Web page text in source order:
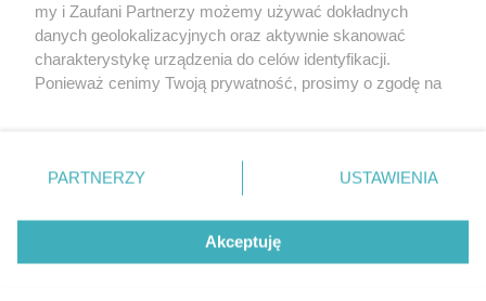
Nasze serwisy
Aktualności
Tcz24
Historia miasta
Muzyka i kultura
Archiwum wydarzeń
Zdjęcia miasta
my i Zaufani Partnerzy możemy używać dokładnych
danych geolokalizacyjnych oraz aktywnie skanować
charakterystykę urządzenia do celów identyfikacji.
Ponieważ cenimy Twoją prywatność, prosimy o zgodę na
znajdujący się w lewym dolnym rogu strony
. Niektóre
przetwarzaniu. Preferencje będą miały zastosowania tylko
PARTNERZY USTAWIENIA
Akceptuję